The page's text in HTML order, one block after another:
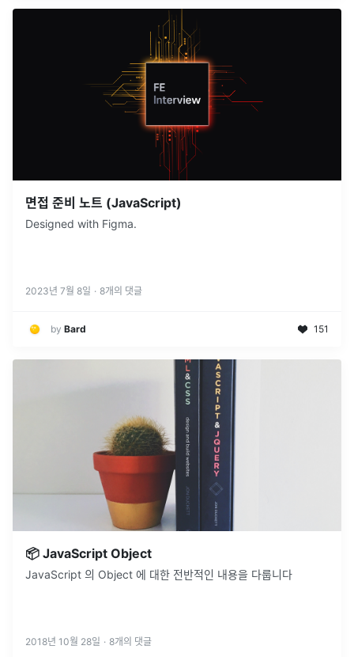
면접 준비 노트 (JavaScript)
Designed with Figma.
2023년 7월 8일 · 8개의 댓글
by Bard 151
📦 JavaScript Object
JavaScript 의 Object 에 대한 전반적인 내용을 다룹니다
2018년 10월 28일 · 8개의 댓글